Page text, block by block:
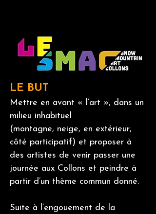
LE BUT
Mettre en avant « l’art », dans un
milieu inhabituel
(montagne, neige, en extérieur,
côté participatif) et proposer à
des artistes de venir passer une
journée aux Collons et peindre à
partir d’un thème commun donné.
Suite à l’engouement de la